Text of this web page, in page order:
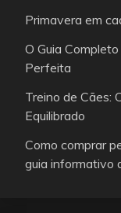
Primavera em
O Guia
Perfeita
Treino de Cães:
Equilibrado
Como comprar
guia informativo